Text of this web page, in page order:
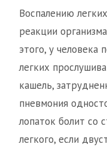
Воспалению
реакции
этого, у человека
легких
кашель,
пневмония
лопаток болит со
легкого, если